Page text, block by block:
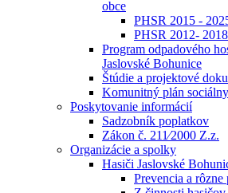
obce
PHSR 2015 -
PHSR 2012- 2018
Program odpadového
Jaslovské Bohunice
Štúdie a projektové
Komunitný plán
Poskytovanie informácií
Sadzobník poplatkov
Zákon č. 211⁄2000 Z.z.
Organizácie a spolky
Hasiči Jaslovské
Prevencia a